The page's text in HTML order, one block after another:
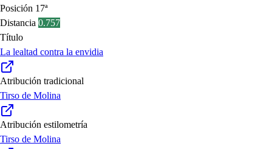
Posición 17ª
Distancia 0.757
Título
La lealtad contra la envidia
Atribución tradicional
Tirso de Molina
Atribución estilometría
Tirso de Molina